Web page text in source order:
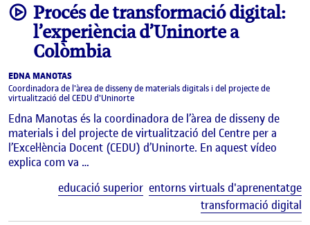
videoProcés de transformació digital:
l’experiència d’Uninorte a
Colòmbia
EDNA MANOTAS
Coordinadora de l'àrea de disseny de materials digitals i del projecte de
virtualització del CEDU d'Uninorte
Edna Manotas és la coordinadora de l’àrea de disseny de
materials i del projecte de virtualització del Centre per a
l’Excel·lència Docent (CEDU) d’Uninorte. En aquest vídeo
explica com va …
educació superior entorns virtuals d'aprenentatge
transformació digital